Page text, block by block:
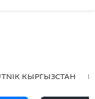
КЫРГЫЗСТАН